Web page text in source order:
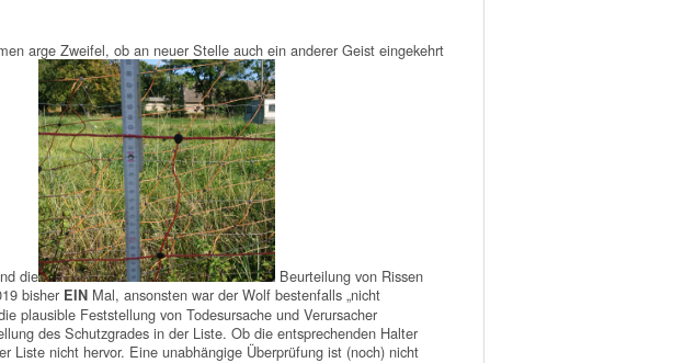
arge Zweifel, ob an neuer Stelle auch ein anderer Geist eingekehrt
die
Beurteilung von Rissen
bisher EIN Mal, ansonsten war der Wolf bestenfalls „nicht
plausible Feststellung von Todesursache und Verursacher
des Schutzgrades in der Liste. Ob die entsprechenden Halter
Liste nicht hervor. Eine unabhängige Überprüfung ist (noch) nicht